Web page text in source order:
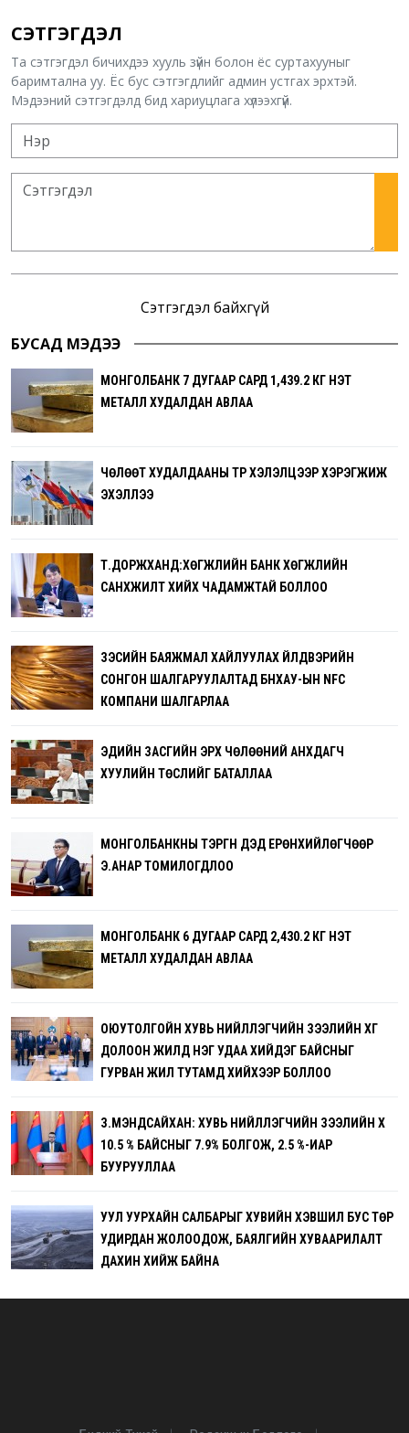
СЭТГЭГДЭЛ
Та сэтгэгдэл бичихдээ хууль зүйн болон ёс суртахууныг
баримтална уу. Ёс бус сэтгэгдлийг админ устгах эрхтэй.
Мэдээний сэтгэгдэлд бид хариуцлага хүлээхгүй.
Сэтгэгдэл байхгүй
БУСАД МЭДЭЭ
МОНГОЛБАНК 7 ДУГААР САРД 1,439.2 КГ ҮНЭТ
МЕТАЛЛ ХУДАЛДАН АВЛАА
ЧӨЛӨӨТ ХУДАЛДААНЫ ТҮР ХЭЛЭЛЦЭЭР ХЭРЭГЖИЖ
ЭХЭЛЛЭЭ
Т.ДОРЖХАНД:ХӨГЖЛИЙН БАНК ХӨГЖЛИЙН
САНХҮҮЖИЛТ ХИЙХ ЧАДАМЖТАЙ БОЛЛОО
ЗЭСИЙН БАЯЖМАЛ ХАЙЛУУЛАХ ҮЙЛДВЭРИЙН
СОНГОН ШАЛГАРУУЛАЛТАД БНХАУ-ЫН NFC
КОМПАНИ ШАЛГАРЛАА
ЭДИЙН ЗАСГИЙН ЭРХ ЧӨЛӨӨНИЙ АНХДАГЧ
ХУУЛИЙН ТӨСЛИЙГ БАТАЛЛАА
МОНГОЛБАНКНЫ ТЭРГҮҮН ДЭД ЕРӨНХИЙЛӨГЧӨӨР
Э.АНАР ТОМИЛОГДЛОО
МОНГОЛБАНК 6 ДУГААР САРД 2,430.2 КГ ҮНЭТ
МЕТАЛЛ ХУДАЛДАН АВЛАА
ОЮУТОЛГОЙН ХУВЬ НИЙЛҮҮЛЭГЧИЙН ЗЭЭЛИЙН ХҮҮГ
ДОЛООН ЖИЛД НЭГ УДАА ХИЙДЭГ БАЙСНЫГ
ГУРВАН ЖИЛ ТУТАМД ХИЙХЭЭР БОЛЛОО
З.МЭНДСАЙХАН: ХУВЬ НИЙЛҮҮЛЭГЧИЙН ЗЭЭЛИЙН ХҮҮ
10.5 % БАЙСНЫГ 7.9% БОЛГОЖ, 2.5 %-ИАР
БУУРУУЛЛАА
УУЛ УУРХАЙН САЛБАРЫГ ХУВИЙН ХЭВШИЛ БУС ТӨР
УДИРДАН ЖОЛООДОЖ, БАЯЛГИЙН ХУВААРИЛАЛТ
ДАХИН ХИЙЖ БАЙНА